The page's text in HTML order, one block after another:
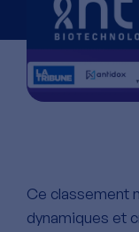
Ce classement
dynamiques et